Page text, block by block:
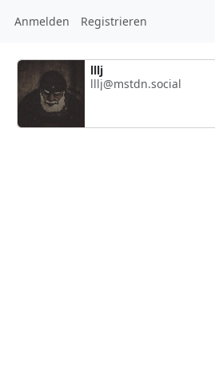
Anmelden Registrieren
lllj
lllj@mstdn.social